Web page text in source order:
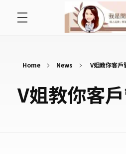
好好說故事
最愛讀書會
Home News V姐教你客戶
V姐教你客